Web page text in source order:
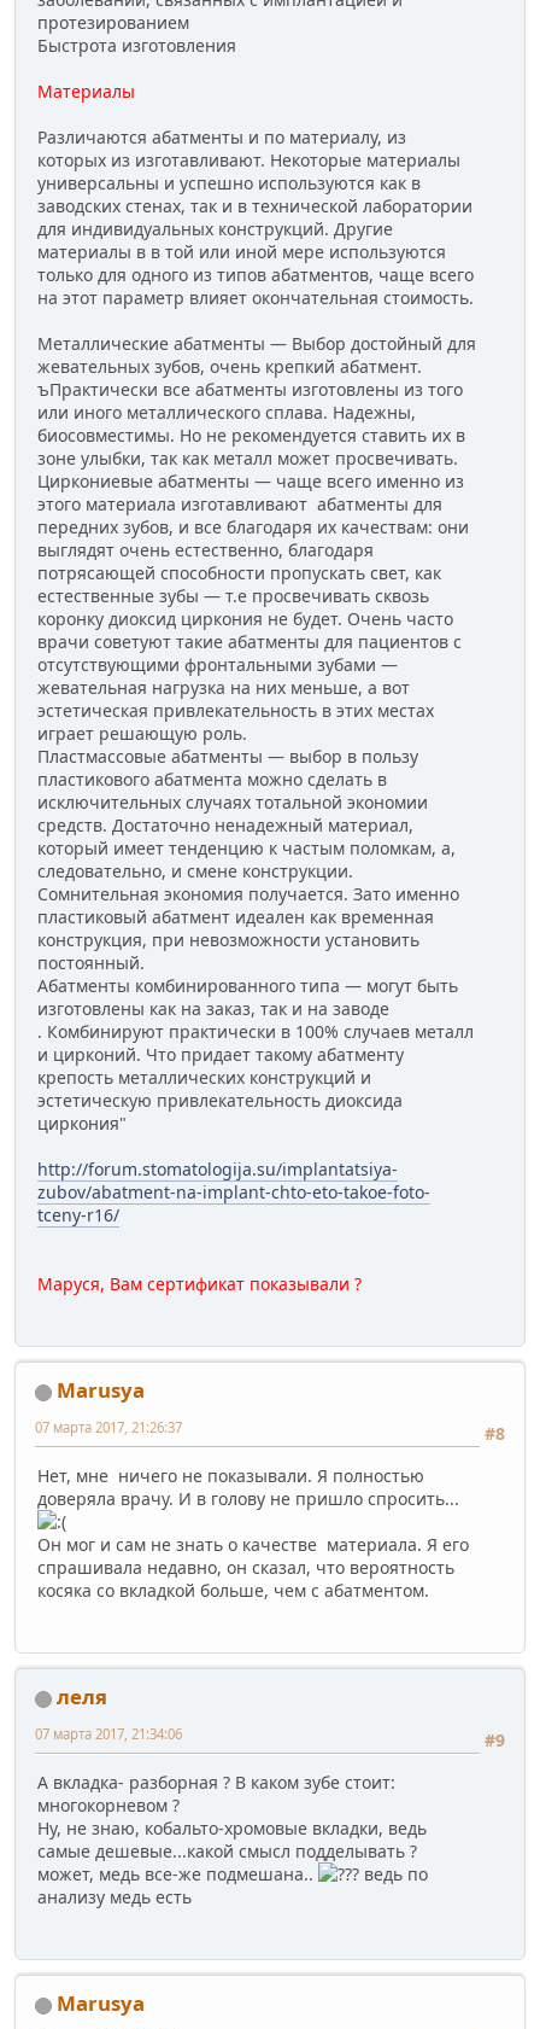
протезированием
Быстрота изготовления
Материалы
Различаются абатменты и по материалу, из
которых из изготавливают. Некоторые материалы
универсальны и успешно используются как в
заводских стенах, так и в технической лаборатории
для индивидуальных конструкций. Другие
материалы в в той или иной мере используются
только для одного из типов абатментов, чаще всего
на этот параметр влияет окончательная стоимость.
Металлические абатменты — Выбор достойный для
жевательных зубов, очень крепкий абатмент.
ъПрактически все абатменты изготовлены из того
или иного металлического сплава. Надежны,
биосовместимы. Но не рекомендуется ставить их в
зоне улыбки, так как металл может просвечивать.
Циркониевые абатменты — чаще всего именно из
этого материала изготавливают абатменты для
передних зубов, и все благодаря их качествам: они
выглядят очень естественно, благодаря
потрясающей способности пропускать свет, как
естественные зубы — т.е просвечивать сквозь
коронку диоксид циркония не будет. Очень часто
врачи советуют такие абатменты для пациентов с
отсутствующими фронтальными зубами —
жевательная нагрузка на них меньше, а вот
эстетическая привлекательность в этих местах
играет решающую роль.
Пластмассовые абатменты — выбор в пользу
пластикового абатмента можно сделать в
исключительных случаях тотальной экономии
средств. Достаточно ненадежный материал,
который имеет тенденцию к частым поломкам, а,
следовательно, и смене конструкции.
Сомнительная экономия получается. Зато именно
пластиковый абатмент идеален как временная
конструкция, при невозможности установить
постоянный.
Абатменты комбинированного типа — могут быть
изготовлены как на заказ, так и на заводе
. Комбинируют практически в 100% случаев металл
и цирконий. Что придает такому абатменту
крепость металлических конструкций и
эстетическую привлекательность диоксида
циркония"
http://forum.stomatologija.su/implantatsiya-
zubov/abatment-na-implant-chto-eto-takoe-foto-
tceny-r16/
Маруся, Вам сертификат показывали ?
Marusya
#8
07 марта 2017, 21:26:37
Нет, мне ничего не показывали. Я полностью
доверяла врачу. И в голову не пришло спросить...
Он мог и сам не знать о качестве материала. Я его
спрашивала недавно, он сказал, что вероятность
косяка со вкладкой больше, чем с абатментом.
леля
#9
07 марта 2017, 21:34:06
А вкладка- разборная ? В каком зубе стоит:
многокорневом ?
Ну, не знаю, кобальто-хромовые вкладки, ведь
самые дешевые...какой смысл подделывать ?
может, медь все-же подмешана..
ведь по
анализу медь есть
Marusya